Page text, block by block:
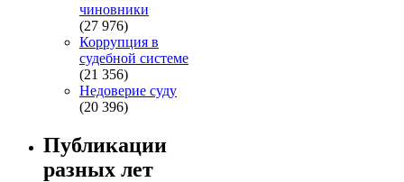
чиновники
(27 976)
Коррупция в
судебной системе
(21 356)
Недоверие суду
(20 396)
Публикации
разных лет